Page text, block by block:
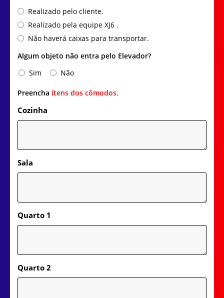
Realizado pelo cliente.
Realizado pela equipe XJ6 .
Não haverá caixas para transportar.
Algum objeto não entra pelo Elevador?
Sim
Não
Preencha ítens dos cômodos.
Cozinha
Sala
Quarto 1
Quarto 2